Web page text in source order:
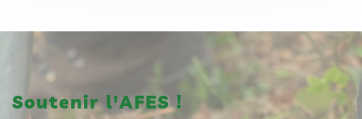
Soutenir l'AFES !